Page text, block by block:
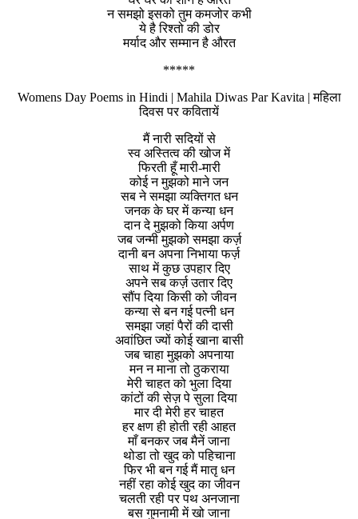
न समझो इसको तुम कमजोर कभी
ये है रिश्तो की डोर
मर्याद और सम्मान है औरत
*****
Womens Day Poems in Hindi | Mahila Diwas Par Kavita | महिला
दिवस पर कवितायें
मैं नारी सदियों से
स्व अस्तित्व की खोज में
फिरती हूँ मारी-मारी
कोई न मुझको माने जन
सब ने समझा व्यक्तिगत धन
जनक के घर में कन्या धन
दान दे मुझको किया अर्पण
जब जन्मी मुझको समझा कर्ज़
दानी बन अपना निभाया फर्ज़
साथ में कुछ उपहार दिए
अपने सब कर्ज़ उतार दिए
सौंप दिया किसी को जीवन
कन्या से बन गई पत्नी धन
समझा जहां पैरों की दासी
अवांछित ज्यों कोई खाना बासी
जब चाहा मुझको अपनाया
मन न माना तो ठुकराया
मेरी चाहत को भुला दिया
कांटों की सेज़ पे सुला दिया
मार दी मेरी हर चाहत
हर क्षण ही होती रही आहत
माँ बनकर जब मैनें जाना
थोडा तो खुद को पहिचाना
फिर भी बन गई मैं मातृ धन
नहीं रहा कोई खुद का जीवन
चलती रही पर पथ अनजाना
बस गुमनामी में खो जाना